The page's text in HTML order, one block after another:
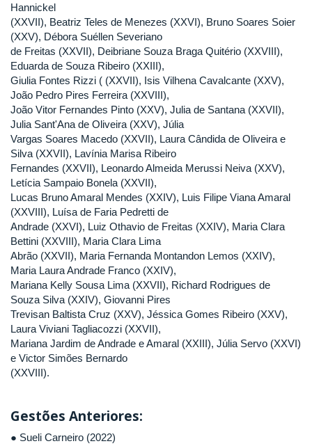
Hannickel
(XXVII), Beatriz Teles de Menezes (XXVI), Bruno Soares Soier
(XXV), Débora Suéllen Severiano
de Freitas (XXVII), Deibriane Souza Braga Quitério (XXVIII),
Eduarda de Souza Ribeiro (XXIII),
Giulia Fontes Rizzi ( (XXVII), Isis Vilhena Cavalcante (XXV),
João Pedro Pires Ferreira (XXVIII),
João Vitor Fernandes Pinto (XXV), Julia de Santana (XXVII),
Julia Sant'Ana de Oliveira (XXV), Júlia
Vargas Soares Macedo (XXVII), Laura Cândida de Oliveira e
Silva (XXVII), Lavínia Marisa Ribeiro
Fernandes (XXVII), Leonardo Almeida Merussi Neiva (XXV),
Letícia Sampaio Bonela (XXVII),
Lucas Bruno Amaral Mendes (XXIV), Luis Filipe Viana Amaral
(XXVIII), Luísa de Faria Pedretti de
Andrade (XXVI), Luiz Othavio de Freitas (XXIV), Maria Clara
Bettini (XXVIII), Maria Clara Lima
Abrão (XXVII), Maria Fernanda Montandon Lemos (XXIV),
Maria Laura Andrade Franco (XXIV),
Mariana Kelly Sousa Lima (XXVII), Richard Rodrigues de
Souza Silva (XXIV), Giovanni Pires
Trevisan Baltista Cruz (XXV), Jéssica Gomes Ribeiro (XXV),
Laura Viviani Tagliacozzi (XXVII),
Mariana Jardim de Andrade e Amaral (XXIII), Júlia Servo (XXVI)
e Victor Simões Bernardo
(XXVIII).
Gestões Anteriores:
● Sueli Carneiro (2022)